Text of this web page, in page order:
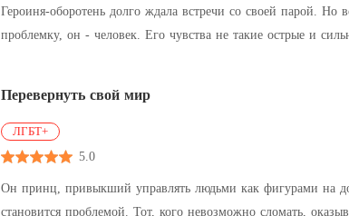
Героиня-оборотень долго ждала встречи со своей парой. Но
проблемку, он - человек. Его чувства не такие острые и
Перевернуть свой мир
ЛГБТ+
5.0
Он принц, привыкший управлять людьми как фигурами на доске. Он единственный, кто отказывается играть по его
становится проблемой. Тот, кого невозможно сломать, оказывается слишком близко. Тот, кого нельзя контролировать начинает значить